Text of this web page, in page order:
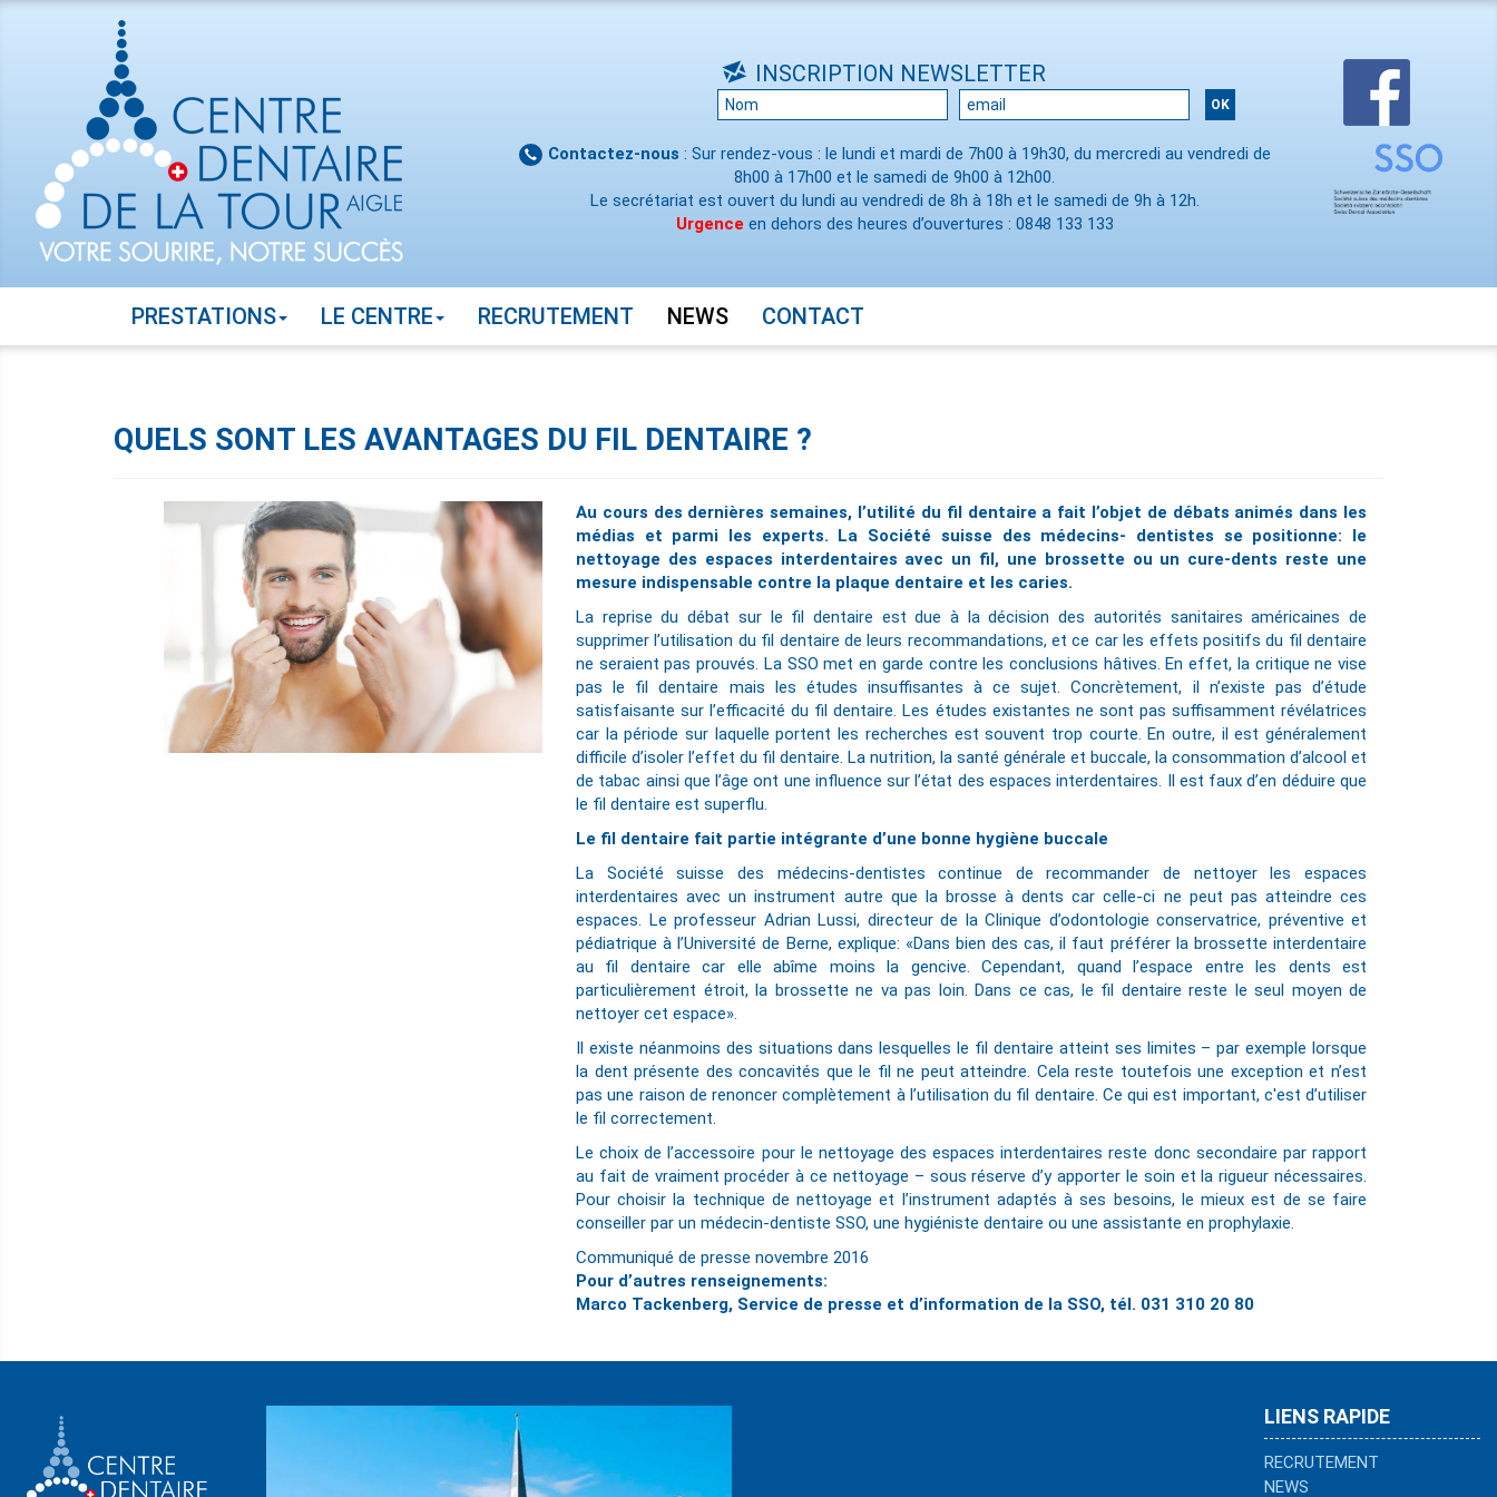
INSCRIPTION NEWSLETTER
Contactez-nous : Sur rendez-vous : le lundi et mardi de 7h00 à 19h30, du mercredi au vendredi de
8h00 à 17h00 et le samedi de 9h00 à 12h00.
Le secrétariat est ouvert du lundi au vendredi de 8h à 18h et le samedi de 9h à 12h.
Urgence en dehors des heures d’ouvertures : 0848 133 133
PRESTATIONS LE CENTRE RECRUTEMENT NEWS CONTACT
QUELS SONT LES AVANTAGES DU FIL DENTAIRE ?
Au cours des dernières semaines, l’utilité du fil dentaire a fait l’objet de débats animés dans les
médias et parmi les experts. La Société suisse des médecins- dentistes se positionne: le
nettoyage des espaces interdentaires avec un fil, une brossette ou un cure-dents reste une
mesure indispensable contre la plaque dentaire et les caries.
La reprise du débat sur le fil dentaire est due à la décision des autorités sanitaires américaines de
supprimer l’utilisation du fil dentaire de leurs recommandations, et ce car les effets positifs du fil dentaire
ne seraient pas prouvés. La SSO met en garde contre les conclusions hâtives. En effet, la critique ne vise
pas le fil dentaire mais les études insuffisantes à ce sujet. Concrètement, il n’existe pas d’étude
satisfaisante sur l’efficacité du fil dentaire. Les études existantes ne sont pas suffisamment révélatrices
car la période sur laquelle portent les recherches est souvent trop courte. En outre, il est généralement
difficile d’isoler l’effet du fil dentaire. La nutrition, la santé générale et buccale, la consommation d’alcool et
de tabac ainsi que l’âge ont une influence sur l’état des espaces interdentaires. Il est faux d’en déduire que
le fil dentaire est superflu.
Le fil dentaire fait partie intégrante d’une bonne hygiène buccale
La Société suisse des médecins-dentistes continue de recommander de nettoyer les espaces
interdentaires avec un instrument autre que la brosse à dents car celle-ci ne peut pas atteindre ces
espaces. Le professeur Adrian Lussi, directeur de la Clinique d’odontologie conservatrice, préventive et
pédiatrique à l’Université de Berne, explique: «Dans bien des cas, il faut préférer la brossette interdentaire
au fil dentaire car elle abîme moins la gencive. Cependant, quand l’espace entre les dents est
particulièrement étroit, la brossette ne va pas loin. Dans ce cas, le fil dentaire reste le seul moyen de
nettoyer cet espace».
Il existe néanmoins des situations dans lesquelles le fil dentaire atteint ses limites – par exemple lorsque
la dent présente des concavités que le fil ne peut atteindre. Cela reste toutefois une exception et n’est
pas une raison de renoncer complètement à l’utilisation du fil dentaire. Ce qui est important, c'est d’utiliser
le fil correctement.
Le choix de l’accessoire pour le nettoyage des espaces interdentaires reste donc secondaire par rapport
au fait de vraiment procéder à ce nettoyage – sous réserve d’y apporter le soin et la rigueur nécessaires.
Pour choisir la technique de nettoyage et l’instrument adaptés à ses besoins, le mieux est de se faire
conseiller par un médecin-dentiste SSO, une hygiéniste dentaire ou une assistante en prophylaxie.
Communiqué de presse novembre 2016
Pour d’autres renseignements:
Marco Tackenberg, Service de presse et d’information de la SSO, tél. 031 310 20 80
LIENS RAPIDE
RECRUTEMENT
NEWS